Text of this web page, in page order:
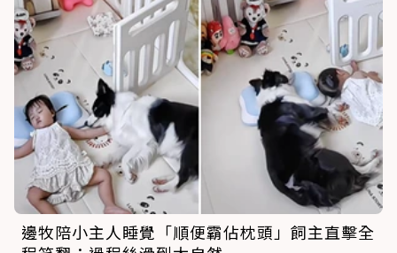
邊牧陪小主人睡覺「順便霸佔枕頭」飼主直擊全